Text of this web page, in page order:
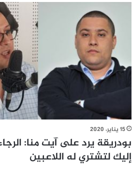
15 يناير، 2020
بودريقة يرد على آيت منا:
إليك لتشتري له اللاعبين